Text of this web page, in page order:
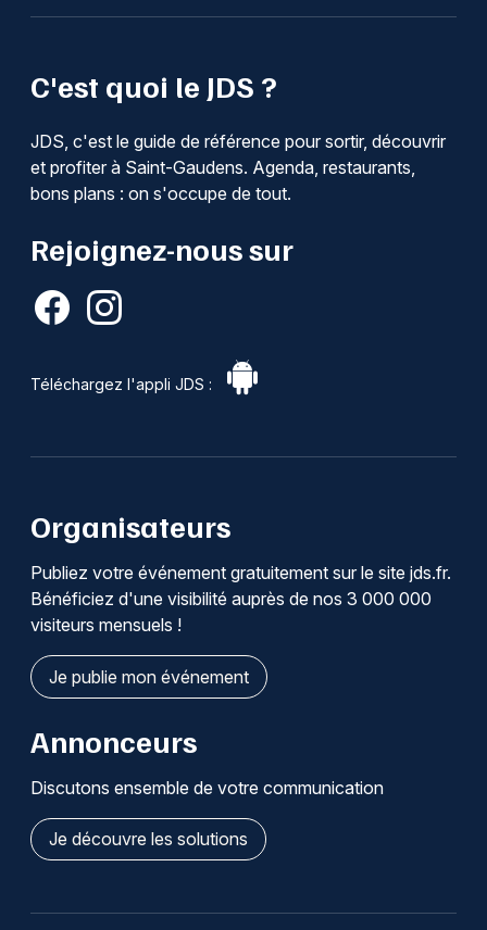
C'est quoi le JDS ?
JDS, c'est le guide de référence pour sortir, découvrir
et profiter à Saint-Gaudens. Agenda, restaurants,
bons plans : on s'occupe de tout.
Rejoignez-nous sur
Téléchargez l'appli JDS :
Organisateurs
Publiez votre événement gratuitement sur le site jds.fr.
Bénéficiez d'une visibilité auprès de nos 3 000 000
visiteurs mensuels !
Je publie mon événement
Annonceurs
Discutons ensemble de votre communication
Je découvre les solutions